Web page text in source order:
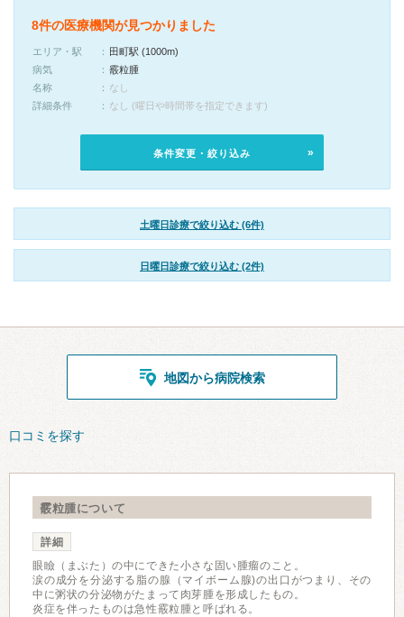
8件の医療機関が見つかりました
エリア・駅
田町駅 (1000m)
病気
霰粒腫
名称
なし
詳細条件
なし (曜日や時間帯を指定できます)
条件変更・絞り込み
土曜日診療で絞り込む (6件)
日曜日診療で絞り込む (2件)
地図から病院検索
口コミを探す
霰粒腫について
詳細
眼瞼（まぶた）の中にできた小さな固い腫瘤のこと。
涙の成分を分泌する脂の腺（マイボーム腺)の出口がつまり、その
中に粥状の分泌物がたまって肉芽腫を形成したもの。
炎症を伴ったものは急性霰粒腫と呼ばれる。